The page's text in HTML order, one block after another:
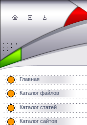
Главная
Каталог файлов
Каталог статей
Каталог сайтов